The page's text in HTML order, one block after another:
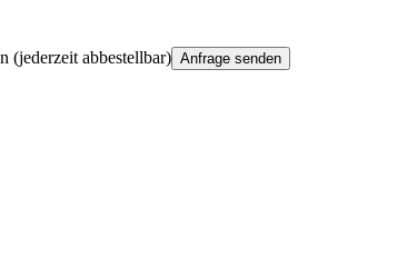
(jederzeit abbestellbar) Anfrage senden